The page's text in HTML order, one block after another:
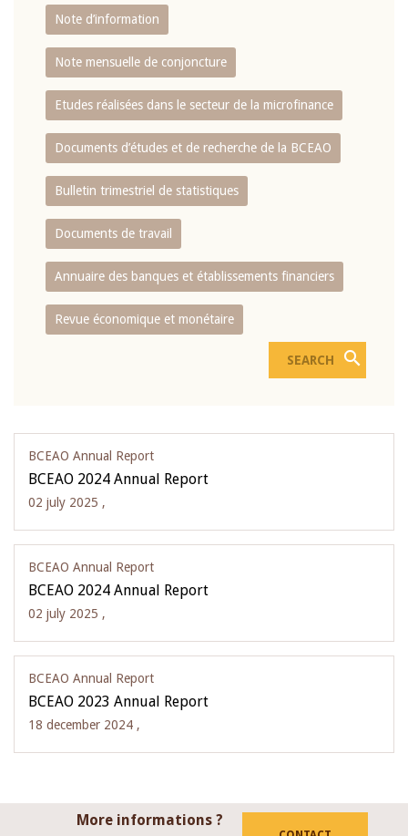
Note d’information
Note mensuelle de conjoncture
Etudes réalisées dans le secteur de la microfinance
Documents d’études et de recherche de la BCEAO
Bulletin trimestriel de statistiques
Documents de travail
Annuaire des banques et établissements financiers
Revue économique et monétaire
BCEAO Annual Report
BCEAO 2024 Annual Report
02 july 2025 ,
BCEAO Annual Report
BCEAO 2024 Annual Report
02 july 2025 ,
BCEAO Annual Report
BCEAO 2023 Annual Report
18 december 2024 ,
More informations ?